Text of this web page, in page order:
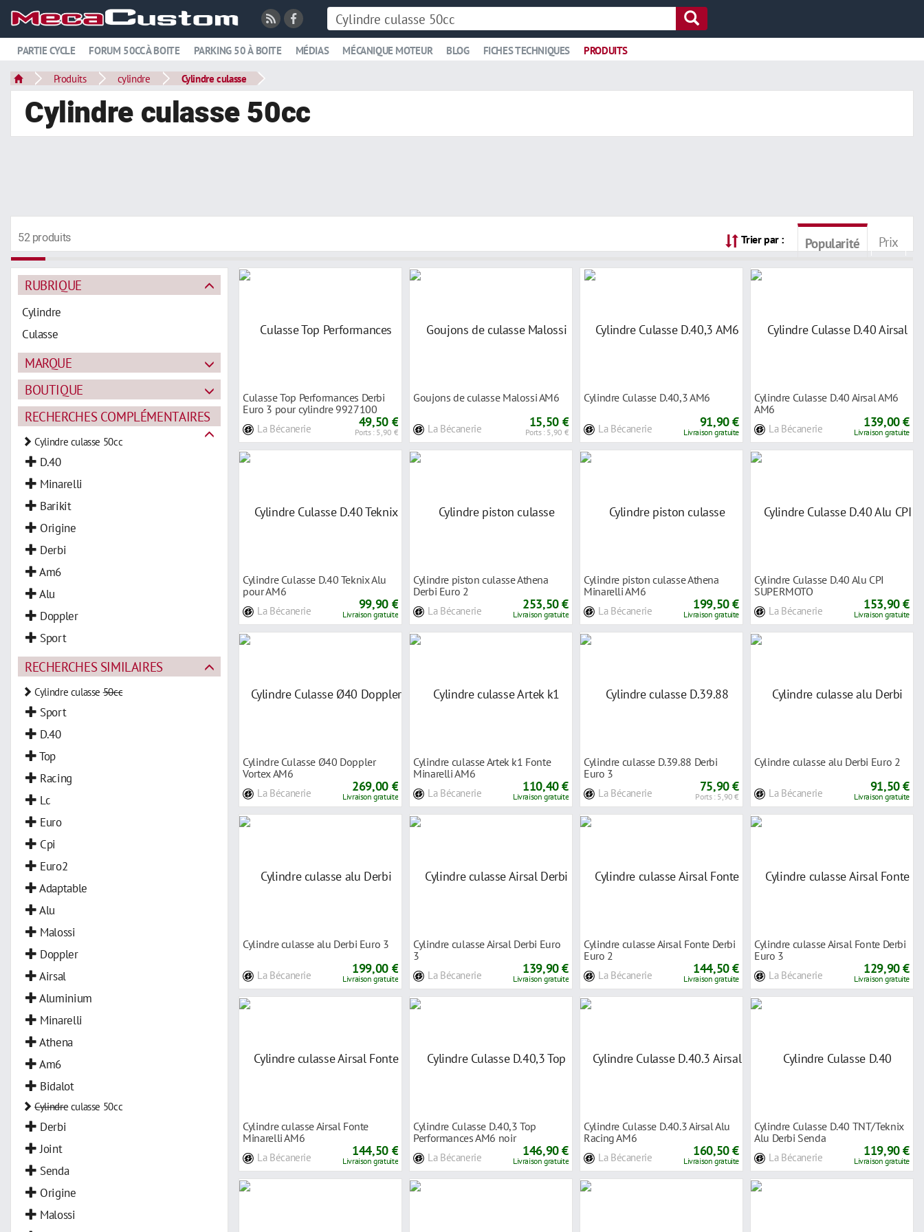
PARTIE CYCLE FORUM 50CC À BOITE PARKING 50 À BOITE MÉDIAS MÉCANIQUE MOTEUR BLOG FICHES TECHNIQUES PRODUITS
Produits cylindre Cylindre culasse
Cylindre culasse 50cc
52 produits Trier par : Popularité Prix
RUBRIQUE
Cylindre
Culasse
MARQUE
BOUTIQUE
RECHERCHES COMPLÉMENTAIRES
Cylindre culasse 50cc
D.40
Minarelli
Barikit
Origine
Derbi
Am6
Alu
Doppler
Sport
RECHERCHES SIMILAIRES
Cylindre culasse50cc
Sport
D.40
Top
Racing
Lc
Euro
Cpi
Euro2
Adaptable
Alu
Malossi
Doppler
Airsal
Aluminium
Minarelli
Athena
Am6
Bidalot
Cylindreculasse 50cc
Derbi
Joint
Senda
Origine
Malossi
Culasse Top Performances Derbi
Euro 3 pour cylindre 9927100
La Bécanerie 49,50 €
Ports : 5,90 €
Goujons de culasse Malossi AM6
La Bécanerie 15,50 €
Ports : 5,90 €
Cylindre Culasse D.40,3 AM6
La Bécanerie 91,90 €
Livraison gratuite
Cylindre Culasse D.40 Airsal AM6
AM6
La Bécanerie 139,00 €
Livraison gratuite
Cylindre Culasse D.40 Teknix Alu
pour AM6
La Bécanerie 99,90 €
Livraison gratuite
Cylindre piston culasse Athena
Derbi Euro 2
La Bécanerie 253,50 €
Livraison gratuite
Cylindre piston culasse Athena
Minarelli AM6
La Bécanerie 199,50 €
Livraison gratuite
Cylindre Culasse D.40 Alu CPI
SUPERMOTO
La Bécanerie 153,90 €
Livraison gratuite
Cylindre Culasse Ø40 Doppler
Vortex AM6
La Bécanerie 269,00 €
Livraison gratuite
Cylindre culasse Artek k1 Fonte
Minarelli AM6
La Bécanerie 110,40 €
Livraison gratuite
Cylindre culasse D.39.88 Derbi
Euro 3
La Bécanerie 75,90 €
Ports : 5,90 €
Cylindre culasse alu Derbi Euro 2
La Bécanerie 91,50 €
Livraison gratuite
Cylindre culasse alu Derbi Euro 3
La Bécanerie 199,00 €
Livraison gratuite
Cylindre culasse Airsal Derbi Euro
3
La Bécanerie 139,90 €
Livraison gratuite
Cylindre culasse Airsal Fonte Derbi
Euro 2
La Bécanerie 144,50 €
Livraison gratuite
Cylindre culasse Airsal Fonte Derbi
Euro 3
La Bécanerie 129,90 €
Livraison gratuite
Cylindre culasse Airsal Fonte
Minarelli AM6
La Bécanerie 144,50 €
Livraison gratuite
Cylindre Culasse D.40,3 Top
Performances AM6 noir
La Bécanerie 146,90 €
Livraison gratuite
Cylindre Culasse D.40.3 Airsal Alu
Racing AM6
La Bécanerie 160,50 €
Livraison gratuite
Cylindre Culasse D.40 TNT/Teknix
Alu Derbi Senda
La Bécanerie 119,90 €
Livraison gratuite